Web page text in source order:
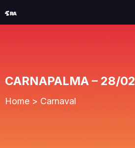
CARNAPALMA – 28/02
Home > Carnaval